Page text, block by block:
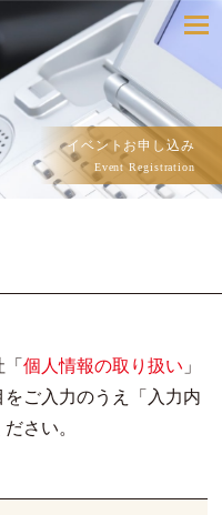
toggle
navigation
イベントお申し込み
Event Registration
「個人情報の取り扱い 」
ご入力のうえ「入力内
さい。